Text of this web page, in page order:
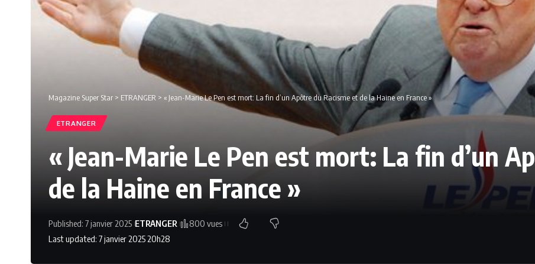
Magazine Super Star > ETRANGER > « Jean-Marie Le Pen est mort: La fin d’un Apôtre du Racisme et de la Haine en France »
ETRANGER
« Jean-Marie Le Pen est mort: La fin d’un
de la Haine en France »
Last updated: 7 janvier 2025 20h28
Published: 7 janvier 2025 ETRANGER 800 vues